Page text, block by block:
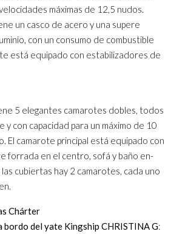
máximas de 12,5 nudos.
un casco de acero y una supere
con un consumo de combustible
está equipado con estabilizadores de
5 elegantes camarotes dobles, todos
y con capacidad para un máximo de 10
El camarote principal está equipado con
forrada en el centro, sofá y baño en-
cubiertas hay 2 camarotes, cada uno
Chárter
bordo del yate Kingship CHRISTINA G: